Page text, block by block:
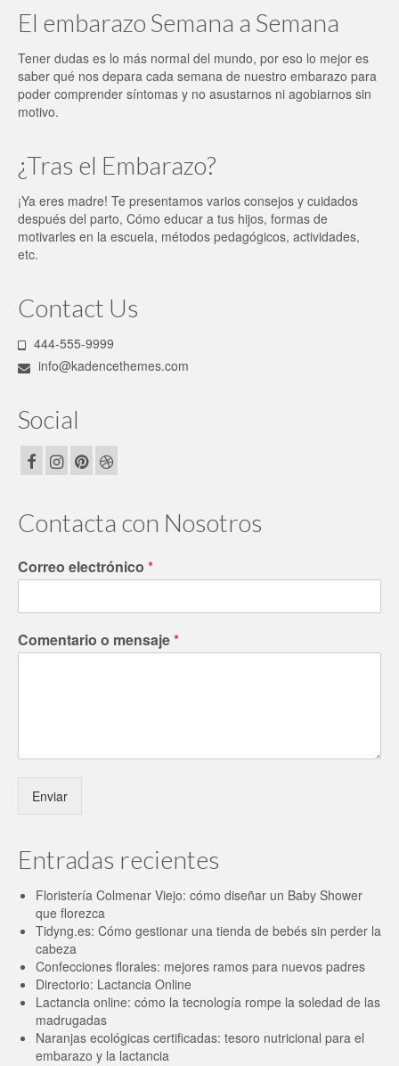
El embarazo Semana a Semana
Tener dudas es lo más normal del mundo, por eso lo mejor es
saber qué nos depara cada semana de nuestro embarazo para
poder comprender síntomas y no asustarnos ni agobiarnos sin
motivo.
¿Tras el Embarazo?
¡Ya eres madre! Te presentamos varios consejos y cuidados
después del parto, Cómo educar a tus hijos, formas de
motivarles en la escuela, métodos pedagógicos, actividades,
etc.
Contact Us
444-555-9999
info@kadencethemes.com
Social
Contacta con Nosotros
Correo electrónico *
Comentario o mensaje*
Enviar
Entradas recientes
Floristería Colmenar Viejo: cómo diseñar un Baby Shower
que florezca
Tidyng.es: Cómo gestionar una tienda de bebés sin perder la
cabeza
Confecciones florales: mejores ramos para nuevos padres
Directorio: Lactancia Online
Lactancia online: cómo la tecnología rompe la soledad de las
madrugadas
Naranjas ecológicas certificadas: tesoro nutricional para el
embarazo y la lactancia